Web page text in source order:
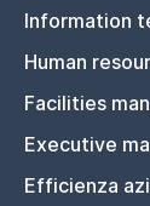
Information
Human
Facilities
Executive
Efficienza